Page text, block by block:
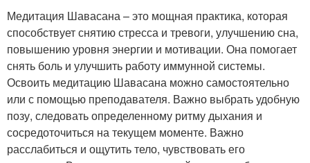
Медитация Шавасана – это мощная практика, которая
способствует снятию стресса и тревоги, улучшению сна,
повышению уровня энергии и мотивации. Она помогает
снять боль и улучшить работу иммунной системы.
Освоить медитацию Шавасана можно самостоятельно
или с помощью преподавателя. Важно выбрать удобную
позу, следовать определенному ритму дыхания и
сосредоточиться на текущем моменте. Важно
расслабиться и ощутить тело, чувствовать его